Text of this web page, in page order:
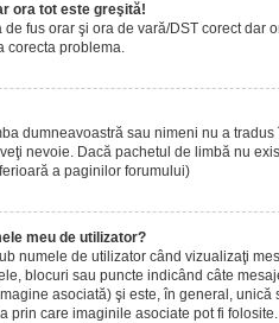
ora tot este greşită!
de fus orar şi ora de vară/DST corect
corecta problema.
dumneavoastră sau nimeni nu a
nevoie. Dacă pachetul de limbă nu
a paginilor forumului)
meu de utilizator?
numele de utilizator când vizualizaţi
blocuri sau puncte indicând câte
asociată) şi este, în general,
prin care imaginile asociate pot fi